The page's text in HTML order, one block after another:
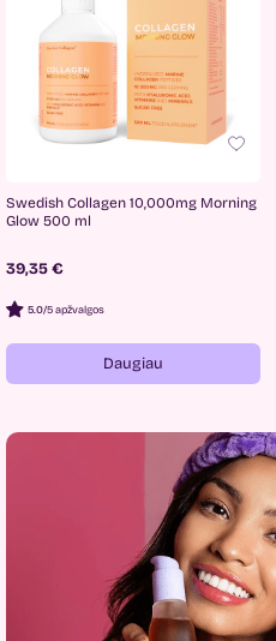
Swedish Collagen 10,000mg Morning
Glow 500 ml
39,35 €
5.0/5 apžvalgos
Daugiau